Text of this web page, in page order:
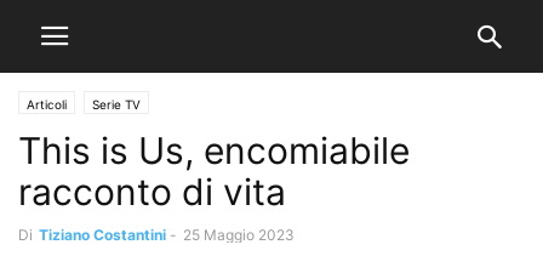
Articoli Serie TV
This is Us, encomiabile
racconto di vita
Di Tiziano Costantini - 25 Maggio 2023